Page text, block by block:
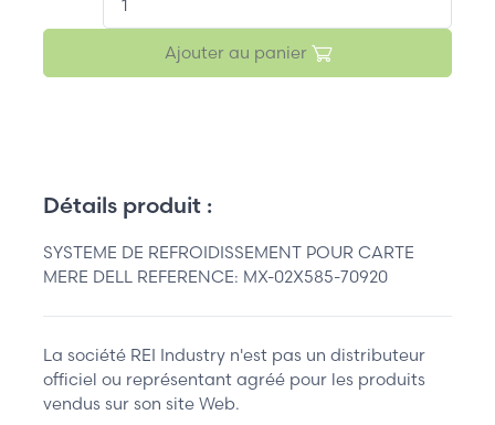
Ajouter au panier
Détails produit :
SYSTEME DE REFROIDISSEMENT POUR CARTE
MERE DELL REFERENCE: MX-02X585-70920
La société REI Industry n'est pas un distributeur
officiel ou représentant agréé pour les produits
vendus sur son site Web.